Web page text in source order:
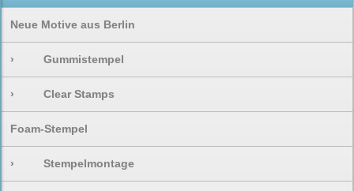
Neue Motive aus Berlin
› Gummistempel
› Clear Stamps
Foam-Stempel
› Stempelmontage